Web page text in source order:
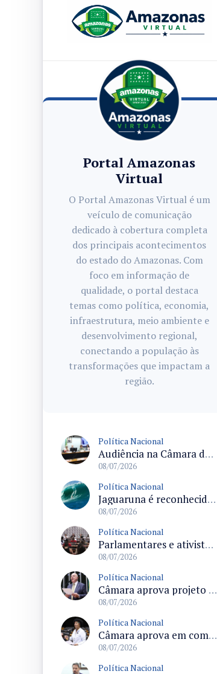
Portal Amazonas
Virtual
O Portal Amazonas Virtual é um
veículo de comunicação
dedicado à cobertura completa
dos principais acontecimentos
do estado do Amazonas. Com
foco em informação de
qualidade, o portal destaca
temas como política, economia,
infraestrutura, meio ambiente e
desenvolvimento regional,
conectando a população às
transformações que impactam a
região.
Política Nacional
Audiência na Câmara debate deportações em massa dos Estados Unidos e acolhimento de migrantes no Brasil
08/07/2026
Política Nacional
Jaguaruna é reconhecida como Capital Nacional da Maior Onda do Brasil após sanção da lei
08/07/2026
Política Nacional
Parlamentares e ativistas pedem votação da criminalização da misoginia no Plenário antes do recesso
08/07/2026
Política Nacional
Câmara aprova projeto que torna permanentes os incentivos à reciclagem e amplia dedução do IR para empresas
08/07/2026
Política Nacional
Câmara aprova em comissão texto que permite ampliar reserva de moradias para pessoas com deficiência conforme demanda
08/07/2026
Política Nacional